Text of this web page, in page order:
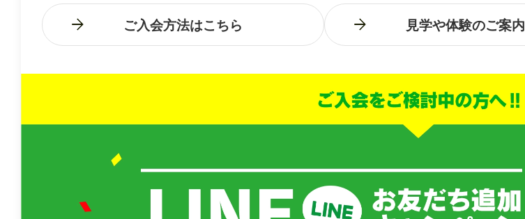
ご入会方法はこちら 見学や体験のご案内